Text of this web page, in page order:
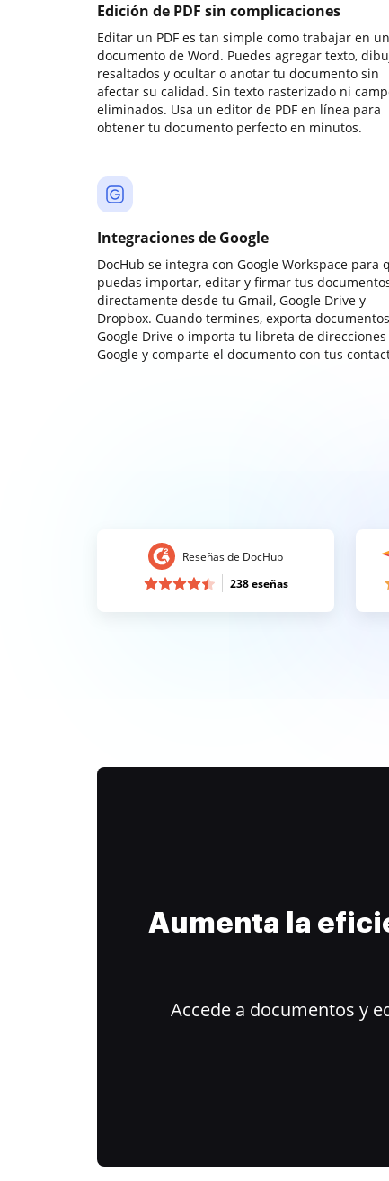
Edición de PDF sin complicaciones
Editar un PDF es tan simple como trabajar en un
documento de Word. Puedes agregar texto,
resaltados y ocultar o anotar tu documento sin
afectar su calidad. Sin texto rasterizado ni
eliminados. Usa un editor de PDF en línea para
obtener tu documento perfecto en minutos.
Integraciones de Google
DocHub se integra con Google Workspace para
puedas importar, editar y firmar tus
directamente desde tu Gmail, Google Drive y
Dropbox. Cuando termines, exporta
Google Drive o importa tu libreta de
Google y comparte el documento con tus
Reseñas de DocHub
238 eseñas
Aumenta la
Accede a documentos y